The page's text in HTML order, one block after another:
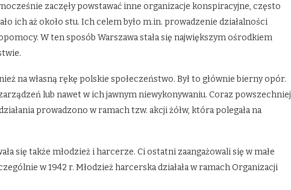
zaczęły powstawać inne organizacje konspiracyjne, często
ich aż około stu. Ich celem było m.in. prowadzenie działalności
W ten sposób Warszawa stała się największym ośrodkiem
na własną rękę polskie społeczeństwo. Był to głównie bierny opór.
lub nawet w ich jawnym niewykonywaniu. Coraz powszechniej
prowadzono w ramach tzw. akcji żółw, która polegała na
się także młodzież i harcerze. Ci ostatni zaangażowali się w małe
w 1942 r. Młodzież harcerska działała w ramach Organizacji